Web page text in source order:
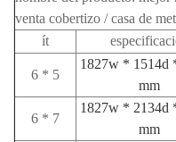
venta cobertizo / casa de
ít
6 * 5
1827w * 1514d
mm
6 * 7
1827w * 2134d
mm